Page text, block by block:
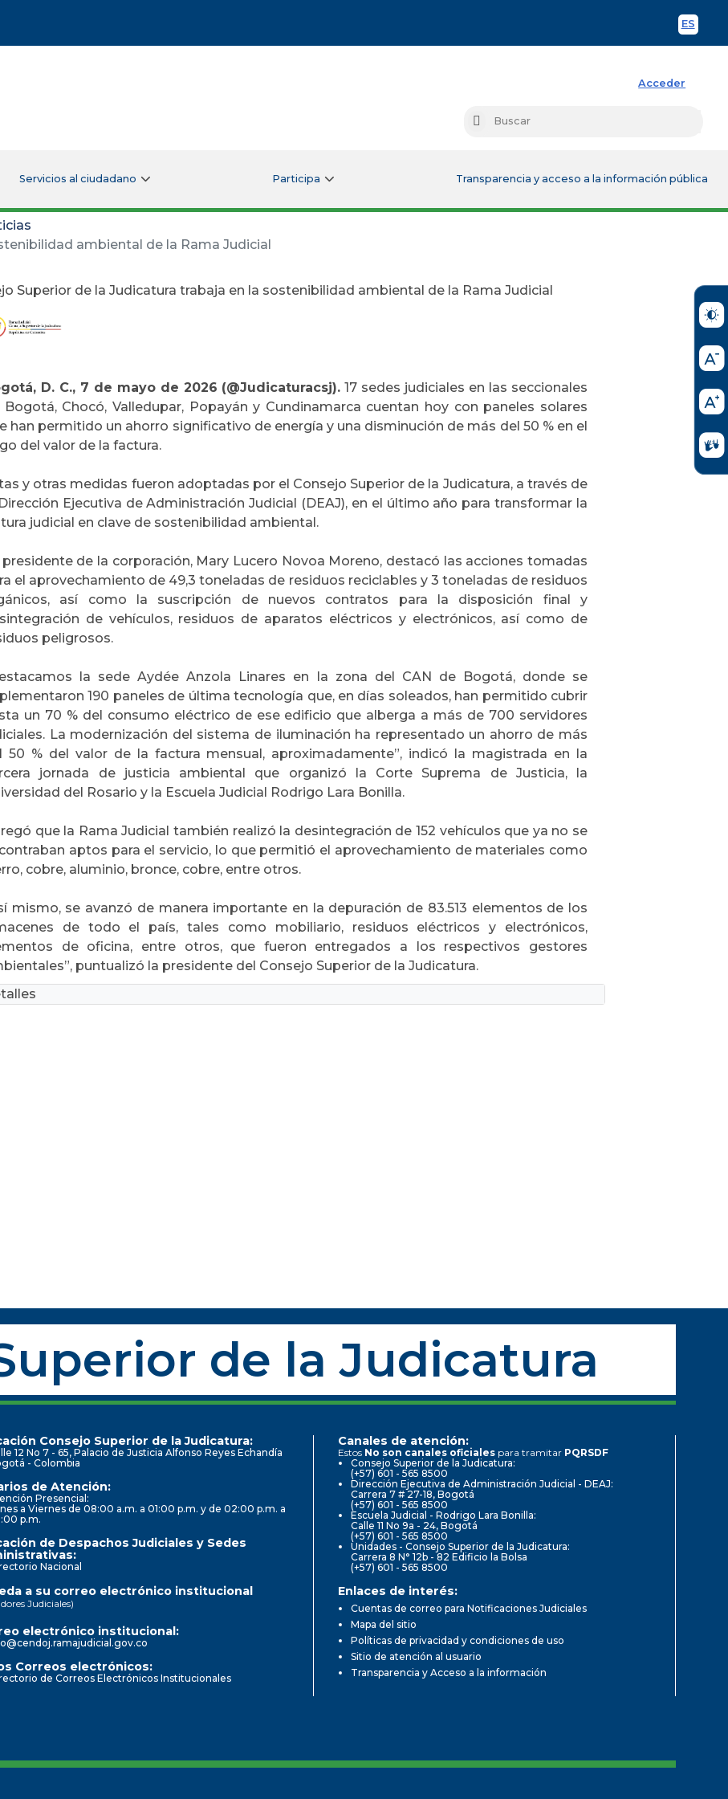
ES
Acceder
Buscar
Servicios al ciudadano Participa Transparencia y acceso a la información pública
ambiental de la Rama Judicial
Superior de la Judicatura trabaja en la sostenibilidad ambiental de la Rama Judicial
D. C., 7 de mayo de 2026 (@Judicaturacsj). 17 sedes judiciales en las seccionales
Bogotá, Chocó, Valledupar, Popayán y Cundinamarca cuentan hoy con paneles solares
han permitido un ahorro significativo de energía y una disminución de más del 50 % en el
del valor de la factura.
y otras medidas fueron adoptadas por el Consejo Superior de la Judicatura, a través de
Ejecutiva de Administración Judicial (DEAJ), en el último año para transformar la
judicial en clave de sostenibilidad ambiental.
presidente de la corporación, Mary Lucero Novoa Moreno, destacó las acciones tomadas
el aprovechamiento de 49,3 toneladas de residuos reciclables y 3 toneladas de residuos
así como la suscripción de nuevos contratos para la disposición final y
de vehículos, residuos de aparatos eléctricos y electrónicos, así como de
peligrosos.
la sede Aydée Anzola Linares en la zona del CAN de Bogotá, donde se
190 paneles de última tecnología que, en días soleados, han permitido cubrir
un 70 % del consumo eléctrico de ese edificio que alberga a más de 700 servidores
La modernización del sistema de iluminación ha representado un ahorro de más
50 % del valor de la factura mensual, aproximadamente”, indicó la magistrada en la
jornada de justicia ambiental que organizó la Corte Suprema de Justicia, la
del Rosario y la Escuela Judicial Rodrigo Lara Bonilla.
que la Rama Judicial también realizó la desintegración de 152 vehículos que ya no se
aptos para el servicio, lo que permitió el aprovechamiento de materiales como
cobre, aluminio, bronce, cobre, entre otros.
mismo, se avanzó de manera importante en la depuración de 83.513 elementos de los
de todo el país, tales como mobiliario, residuos eléctricos y electrónicos,
de oficina, entre otros, que fueron entregados a los respectivos gestores
puntualizó la presidente del Consejo Superior de la Judicatura.
de la Judicatura
Consejo Superior de la Judicatura:
12 No 7 - 65, Palacio de Justicia Alfonso Reyes Echandía
- Colombia
de Atención:
Presencial:
a Viernes de 08:00 a.m. a 01:00 p.m. y de 02:00 p.m. a
p.m.
de Despachos Judiciales y Sedes
Nacional
Canales de atención:
Estos No son canales oficiales para tramitar PQRSDF
Consejo Superior de la Judicatura:
(+57) 601 - 565 8500
Dirección Ejecutiva de Administración Judicial - DEAJ:
Carrera 7 # 27-18, Bogotá
(+57) 601 - 565 8500
Escuela Judicial - Rodrigo Lara Bonilla:
Calle 11 No 9a - 24, Bogotá
(+57) 601 - 565 8500
Unidades - Consejo Superior de la Judicatura:
Carrera 8 N° 12b - 82 Edificio la Bolsa
(+57) 601 - 565 8500
a su correo electrónico institucional
Judiciales)
electrónico institucional:
Correos electrónicos:
de Correos Electrónicos Institucionales
Enlaces de interés:
Cuentas de correo para Notificaciones Judiciales
Mapa del sitio
Políticas de privacidad y condiciones de uso
Sitio de atención al usuario
Transparencia y Acceso a la información